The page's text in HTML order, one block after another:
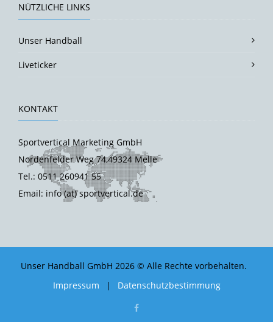
NÜTZLICHE LINKS
Unser Handball
Liveticker
KONTAKT
Sportvertical Marketing GmbH
Nordenfelder Weg 74,49324 Melle
Tel.: 0511 260941 55
Email: info (at) sportvertical.de
Unser Handball GmbH 2026 © Alle Rechte vorbehalten.
Impressum
| Datenschutzbestimmung